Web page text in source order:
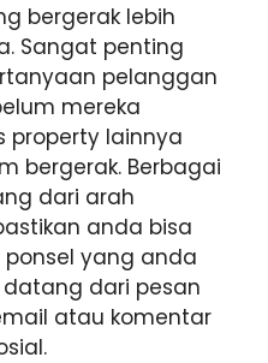
bergerak lebih
Sangat penting
pelanggan
mereka
property lainnya
bergerak. Berbagai
dari arah
anda bisa
yang anda
datang dari pesan
atau komentar